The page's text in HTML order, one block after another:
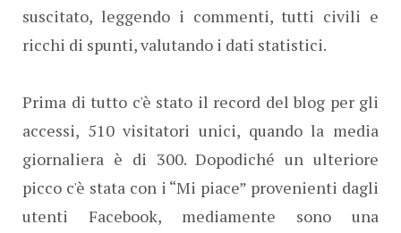
suscitato, leggendo i commenti, tutti civili e
ricchi di spunti, valutando i dati statistici.
Prima di tutto c'è stato il record del blog per gli
accessi, 510 visitatori unici, quando la media
giornaliera è di 300. Dopodiché un ulteriore
picco c'è stata con i “Mi piace” provenienti dagli
utenti Facebook, mediamente sono una